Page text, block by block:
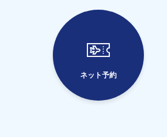
ネット予約